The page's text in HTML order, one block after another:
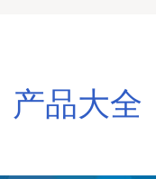
产品大全